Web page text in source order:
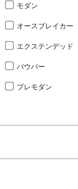
モダン
オースブレイカー
エクステンデッド
パウパー
プレモダン